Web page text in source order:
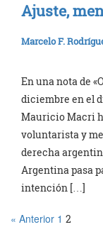
Ajuste,
Marcelo F.
En una nota de
diciembre en el
Mauricio Macri
voluntarista y
derecha
Argentina pasa
intención […]
« Anterior 1 2